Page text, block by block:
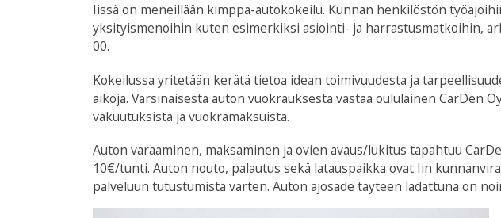
Iissä on meneillään kimppa-autokokeilu. Kunnan henkilöstön
yksityismenoihin kuten esimerkiksi asiointi- ja harrastusmatkoihin,
00.
Kokeilussa yritetään kerätä tietoa idean toimivuudesta ja
aikoja. Varsinaisesta auton vuokrauksesta vastaa oululainen CarDen
vakuutuksista ja vuokramaksuista.
Auton varaaminen, maksaminen ja ovien avaus/lukitus tapahtuu
10€/tunti. Auton nouto, palautus sekä latauspaikka ovat Iin
palveluun tutustumista varten. Auton ajosäde täyteen ladattuna on